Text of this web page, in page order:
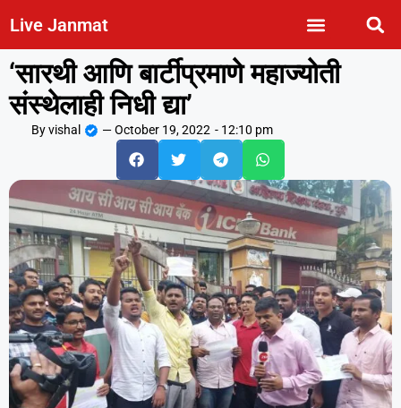
Live Janmat
‘सारथी आणि बार्टीप्रमाणे महाज्योती
संस्थेलाही निधी द्या’
Byvishal —October 19, 2022 - 12:10 pm